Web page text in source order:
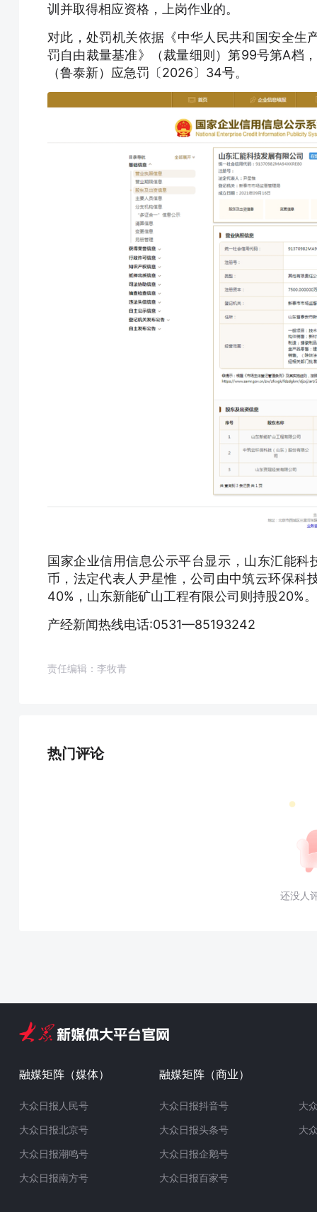
训并取得相应资格，上岗作业的。
对此，处罚机关依据《中华人民共和国安全生
罚自由裁量基准》（裁量细则）第99号第A档
（鲁泰新）应急罚〔2026〕34号。
国家企业信用信息公示平台显示，山东汇能
币，法定代表人尹星惟，公司由中筑云环保科
40%，山东新能矿山工程有限公司则持股20%。
产经新闻热线电话:0531—85193242
责任编辑：李牧青
热门评论
还没人
融媒矩阵（媒体）
大众日报人民号
大众日报北京号
大众日报潮鸣号
大众日报南方号
融媒矩阵（商业）
大众日报抖音号
大众日报头条号
大众日报企鹅号
大众日报百家号
大
大